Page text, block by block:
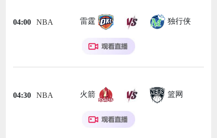
04:00 NBA 雷霆 独行侠
04:30 NBA 火箭 篮网